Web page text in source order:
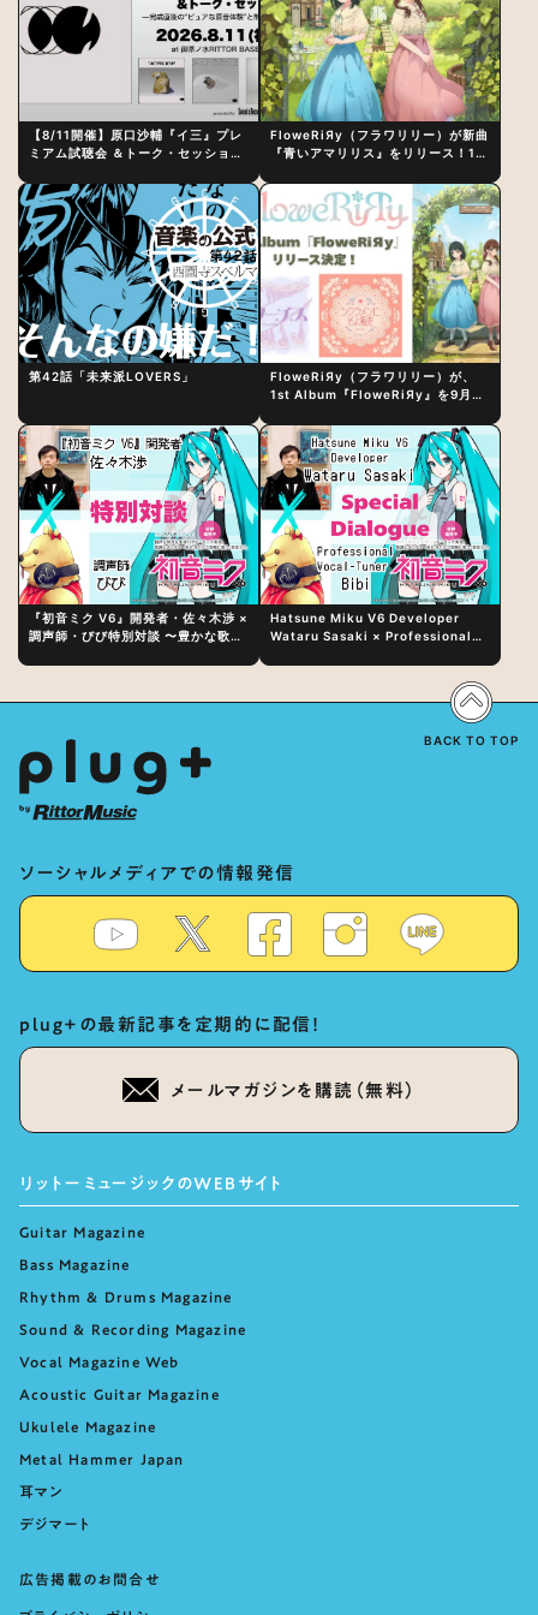
【8/11開催】原口沙輔『イ三』プレ
ミアム試聴会 ＆トーク・セッション
制作秘話
FloweRiЯy（フラワリリー）が新曲
『青いアマリリス』をリリース！1st
第42話「未来派LOVERS」
FloweRiЯy（フラワリリー）が、
1st Album『FloweRiЯy』を9月23
『初音ミク V6』開発者・佐々木渉 ×
調声師・びび特別対談 〜豊かな歌声
Hatsune Miku V6 Developer
Wataru Sasaki × Professional
Vocal Expression Lies in “Love
for the singing characters” and
ソーシャルメディアでの情報発信
plug+の最新記事を定期的に配信！
メールマガジンを購読（無料）
リットーミュージックのWEBサイト
Guitar Magazine
Bass Magazine
Rhythm & Drums Magazine
Sound & Recording Magazine
Vocal Magazine Web
Acoustic Guitar Magazine
Ukulele Magazine
Metal Hammer Japan
耳マン
デジマート
広告掲載のお問合せ
BACK TO TOP